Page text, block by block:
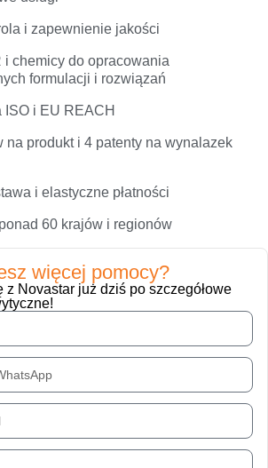
i zapewnienie jakości
i chemicy do opracowania
formulacji i rozwiązań
ISO i EU REACH
na produkt i 4 patenty na wynalazek
i elastyczne płatności
60 krajów i regionów
więcej pomocy?
z Novastar już dziś po szczegółowe